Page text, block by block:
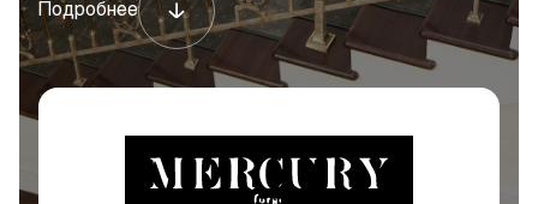
Подробнее